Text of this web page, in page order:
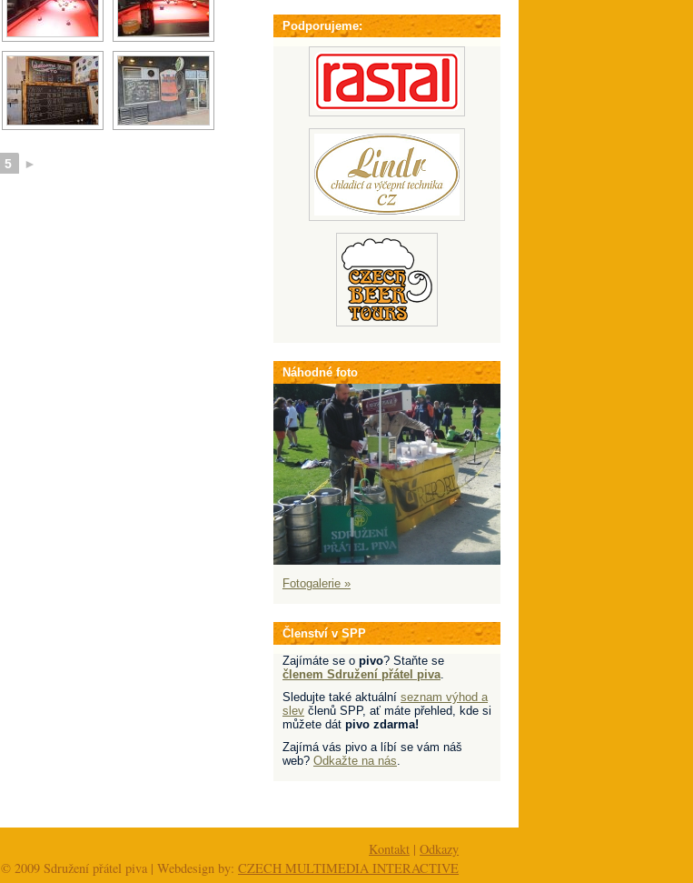
5 ►
Podporujeme:
Náhodné foto
Fotogalerie »
Členství v SPP
Zajímáte se o pivo? Staňte se
členem Sdružení přátel piva.
Sledujte také aktuální seznam výhod a
slev členů SPP, ať máte přehled, kde si
můžete dát pivo zdarma!
Zajímá vás pivo a líbí se vám náš
web? Odkažte na nás.
Kontakt |Odkazy
© 2009 Sdružení přátel piva | Webdesign by:CZECH MULTIMEDIA INTERACTIVE